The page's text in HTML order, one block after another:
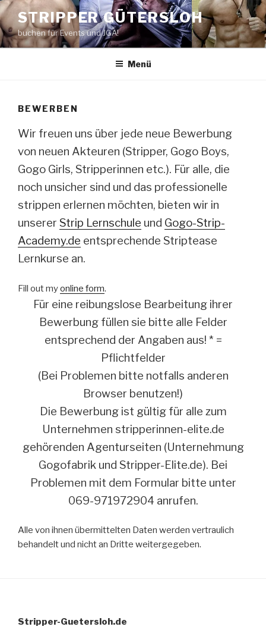
Zum
Inhalt
springen
STRIPPER GÜTERSLOH
buchen für Events und JGA!
Menü
BEWERBEN
Wir freuen uns über jede neue Bewerbung
von neuen Akteuren (Stripper, Gogo Boys,
Gogo Girls, Stripperinnen etc.). Für alle, die
noch unsicher sind und das professionelle
strippen erlernen möchten, bieten wir in
unserer Strip Lernschule und Gogo-Strip-
Academy.de entsprechende Striptease
Lernkurse an.
Fill out myonline form.
Für eine reibungslose Bearbeitung ihrer
Bewerbung füllen sie bitte alle Felder
entsprechend der Angaben aus! * =
Pflichtfelder
(Bei Problemen bitte notfalls anderen
Browser benutzen!)
Die Bewerbung ist gültig für alle zum
Unternehmen stripperinnen-elite.de
gehörenden Agenturseiten (Unternehmung
Gogofabrik und Stripper-Elite.de). Bei
Problemen mit dem Formular bitte unter
069-971972904 anrufen.
Alle von ihnen übermittelten Daten werden vertraulich
behandelt und nicht an Dritte weitergegeben.
Stripper-Guetersloh.de